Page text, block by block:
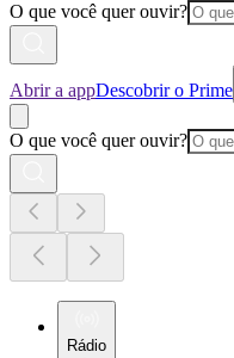
O que você quer ouvir?
Abrir a appDescobrir o Prime
O que você quer ouvir?
Rádio